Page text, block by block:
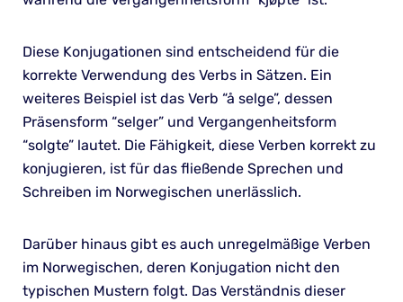
Diese Konjugationen sind entscheidend für die
korrekte Verwendung des Verbs in Sätzen. Ein
weiteres Beispiel ist das Verb “å selge”, dessen
Präsensform “selger” und Vergangenheitsform
“solgte” lautet. Die Fähigkeit, diese Verben korrekt zu
konjugieren, ist für das fließende Sprechen und
Schreiben im Norwegischen unerlässlich.
Darüber hinaus gibt es auch unregelmäßige Verben
im Norwegischen, deren Konjugation nicht den
typischen Mustern folgt. Das Verständnis dieser